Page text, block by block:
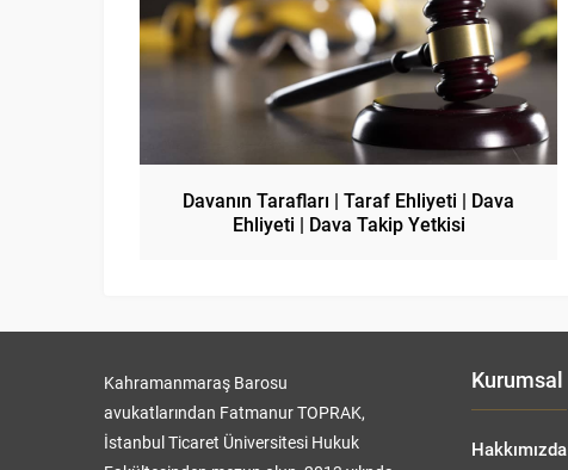
Davanın Tarafları | Taraf Ehliyeti | Dava
Ehliyeti | Dava Takip Yetkisi
Kahramanmaraş Barosu
avukatlarından Fatmanur TOPRAK,
İstanbul Ticaret Üniversitesi Hukuk
Kurumsal
Hakkımızda